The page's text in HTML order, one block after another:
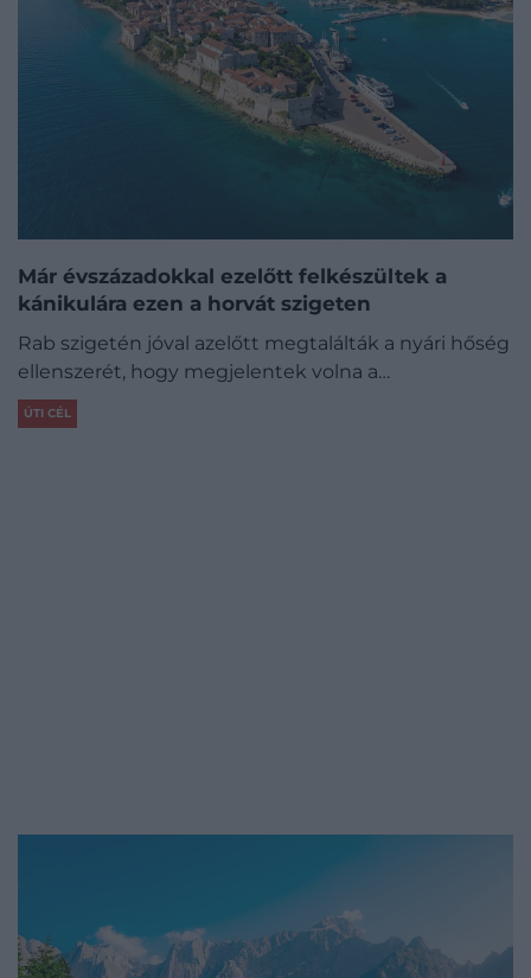
Már évszázadokkal ezelőtt felkészültek a
kánikulára ezen a horvát szigeten
Rab szigetén jóval azelőtt megtalálták a nyári hőség
ellenszerét, hogy megjelentek volna a…
ÚTI CÉL